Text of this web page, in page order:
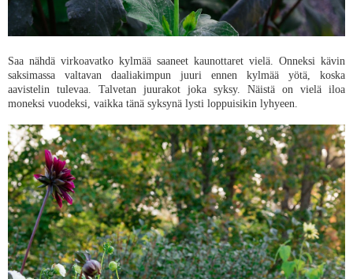
Saa nähdä virkoavatko kylmää saaneet kaunottaret vielä. Onneksi kävin
saksimassa valtavan daaliakimpun juuri ennen kylmää yötä, koska
aavistelin tulevaa. Talvetan juurakot joka syksy. Näistä on vielä iloa
moneksi vuodeksi, vaikka tänä syksynä lysti loppuisikin lyhyeen.